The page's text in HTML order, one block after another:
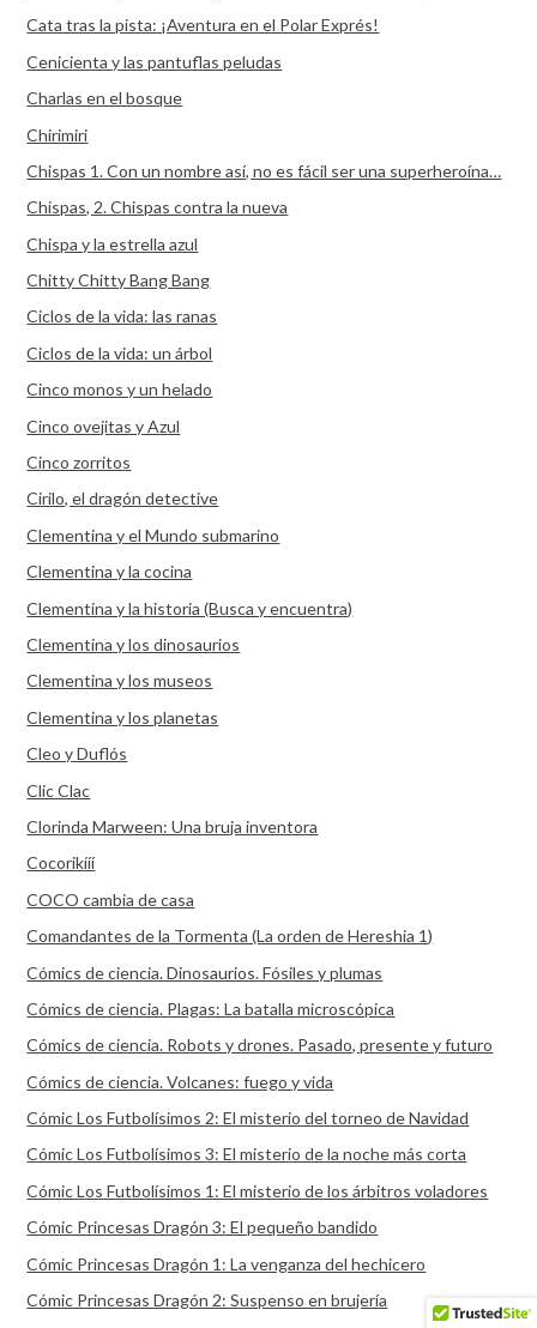
Cata tras la pista: ¡Aventura en el Polar Exprés!
Cenicienta y las pantuflas peludas
Charlas en el bosque
Chirimiri
Chispas 1. Con un nombre así, no es fácil ser una superheroína…
Chispas, 2. Chispas contra la nueva
Chispa y la estrella azul
Chitty Chitty Bang Bang
Ciclos de la vida: las ranas
Ciclos de la vida: un árbol
Cinco monos y un helado
Cinco ovejitas y Azul
Cinco zorritos
Cirilo, el dragón detective
Clementina y el Mundo submarino
Clementina y la cocina
Clementina y la historia (Busca y encuentra)
Clementina y los dinosaurios
Clementina y los museos
Clementina y los planetas
Cleo y Duflós
Clic Clac
Clorinda Marween: Una bruja inventora
Cocorikííí
COCO cambia de casa
Comandantes de la Tormenta (La orden de Hereshia 1)
Cómics de ciencia. Dinosaurios. Fósiles y plumas
Cómics de ciencia. Plagas: La batalla microscópica
Cómics de ciencia. Robots y drones. Pasado, presente y futuro
Cómics de ciencia. Volcanes: fuego y vida
Cómic Los Futbolísimos 2: El misterio del torneo de Navidad
Cómic Los Futbolísimos 3: El misterio de la noche más corta
Cómic Los Futbolísimos 1: El misterio de los árbitros voladores
Cómic Princesas Dragón 3: El pequeño bandido
Cómic Princesas Dragón 1: La venganza del hechicero
Cómic Princesas Dragón 2: Suspenso en brujería